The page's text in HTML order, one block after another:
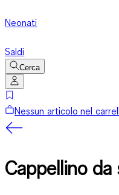
Neonati
Saldi
Cerca
Nessun articolo nel
Cappellino